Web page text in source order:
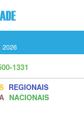
2026
1331
REGIONAIS
NACIONAIS